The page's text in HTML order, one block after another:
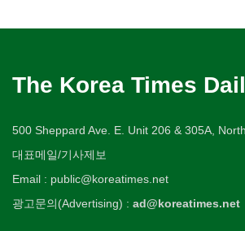
The Korea Times
500 Sheppard Ave. E. Unit 206 & 305A,
대표메일/기사제보
Email : public@koreatimes.net
광고문의(Advertising) : ad@koreatimes.net